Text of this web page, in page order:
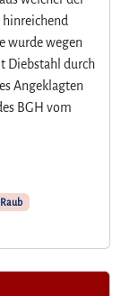
wurde wegen
Diebstahl durch
Angeklagten
BGH vom
Raub